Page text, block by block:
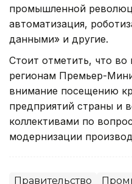
промышленной
автоматизация,
данными» и другие.
Стоит отметить, что во
регионам Премьер-
внимание посещению
предприятий страны и
коллективами по
модернизации
Правительство